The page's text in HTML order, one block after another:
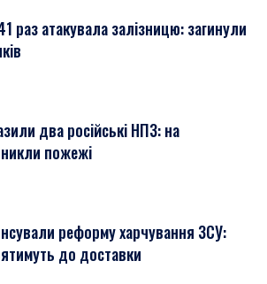
раз атакувала залізницю: загинули
два російські НПЗ: на
пожежі
реформу харчування ЗСУ:
до доставки